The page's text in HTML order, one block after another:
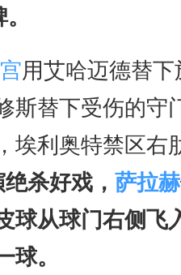
用艾哈迈德替
斯替下受伤的守
埃利奥特禁区右
杀好戏， 萨拉赫
球从球门右侧飞
。